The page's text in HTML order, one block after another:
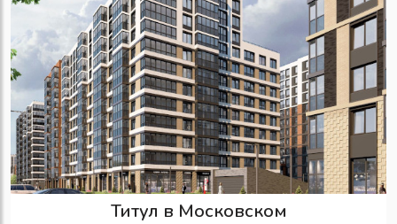
Титул в Московском